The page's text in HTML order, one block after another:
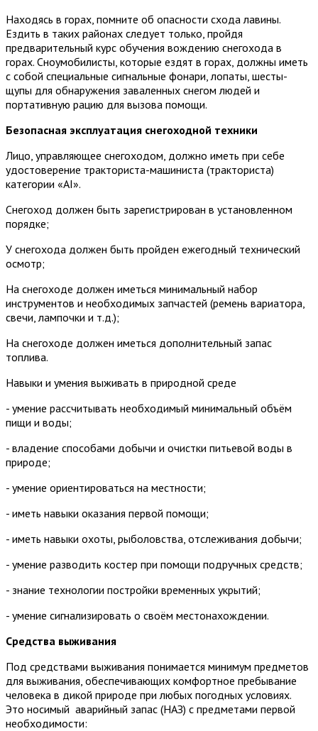
Находясь в горах, помните об опасности схода лавины.
Ездить в таких районах следует только, пройдя
предварительный курс обучения вождению снегохода в
горах. Сноумобилисты, которые ездят в горах, должны иметь
с собой специальные сигнальные фонари, лопаты, шесты-
щупы для обнаружения заваленных снегом людей и
портативную рацию для вызова помощи.
Безопасная эксплуатация снегоходной техники
Лицо, управляющее снегоходом, должно иметь при себе
удостоверение тракториста-машиниста (тракториста)
категории «АI».
Снегоход должен быть зарегистрирован в установленном
порядке;
У снегохода должен быть пройден ежегодный технический
осмотр;
На снегоходе должен иметься минимальный набор
инструментов и необходимых запчастей (ремень вариатора,
свечи, лампочки и т.д.);
На снегоходе должен иметься дополнительный запас
топлива.
Навыки и умения выживать в природной среде
- умение рассчитывать необходимый минимальный объём
пищи и воды;
- владение способами добычи и очистки питьевой воды в
природе;
- умение ориентироваться на местности;
- иметь навыки оказания первой помощи;
- иметь навыки охоты, рыболовства, отслеживания добычи;
- умение разводить костер при помощи подручных средств;
- знание технологии постройки временных укрытий;
- умение сигнализировать о своём местонахождении.
Средства выживания
Под средствами выживания понимается минимум предметов
для выживания, обеспечивающих комфортное пребывание
человека в дикой природе при любых погодных условиях.
Это носимый аварийный запас (НАЗ) с предметами первой
необходимости: